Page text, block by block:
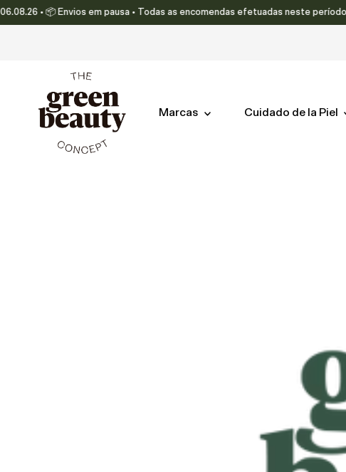
Ir directamente al contenido
• 📦 Envios em pausa • Todas as encomendas efetuadas neste
Marcas Cuidado de la Piel